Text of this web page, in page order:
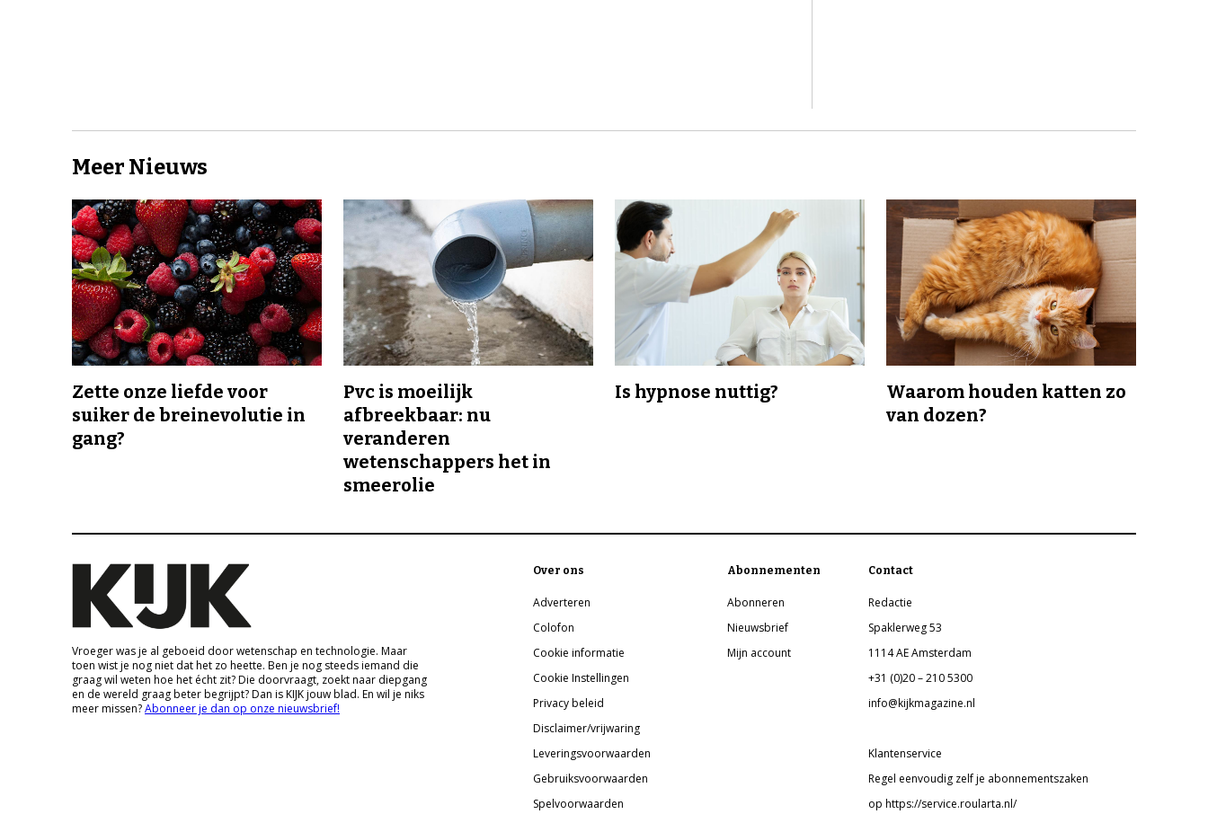
Meer Nieuws
Zette onze liefde voor
suiker de breinevolutie in
gang?
Pvc is moeilijk
afbreekbaar: nu
veranderen
wetenschappers het in
smeerolie
Is hypnose nuttig?
Waarom houden katten zo
van dozen?
Vroeger was je al geboeid door wetenschap en technologie. Maar
toen wist je nog niet dat het zo heette. Ben je nog steeds iemand die
graag wil weten hoe het écht zit? Die doorvraagt, zoekt naar diepgang
en de wereld graag beter begrijpt? Dan is KIJK jouw blad. En wil je niks
meer missen?Abonneer je dan op onze nieuwsbrief!
Over ons
Adverteren
Colofon
Cookie informatie
Cookie Instellingen
Privacy beleid
Disclaimer/vrijwaring
Leveringsvoorwaarden
Gebruiksvoorwaarden
Spelvoorwaarden
Abonnementen
Abonneren
Nieuwsbrief
Mijn account
Contact
Redactie
Spaklerweg 53
1114 AE Amsterdam
+31 (0)20 – 210 5300
info@kijkmagazine.nl
Klantenservice
Regel eenvoudig zelf je abonnementszaken
op https://service.roularta.nl/